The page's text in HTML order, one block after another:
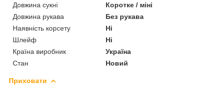
Довжина сукні
Коротке / міні
Довжина рукава
Без рукава
Наявність корсету
Ні
Шлейф
Ні
Країна виробник
Україна
Стан
Новий
Приховати